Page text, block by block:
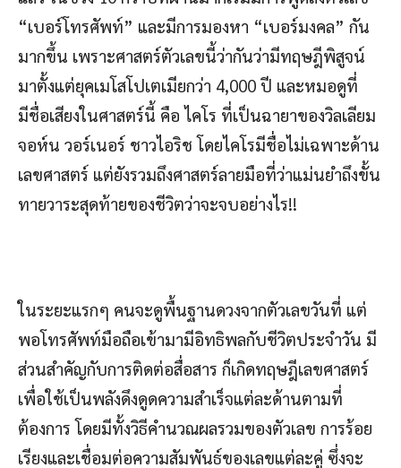
“เบอร์โทรศัพท์” และมีการมองหา “เบอร์มงคล” กัน
มากขึ้น เพราะศาสตร์ตัวเลขนี้ว่ากันว่ามีทฤษฎีพิสูจน์
มาตั้งแต่ยุคเมโสโปเตเมียกว่า 4,000 ปี และหมอดูที่
มีชื่อเสียงในศาสตร์นี้ คือ ไคโร ที่เป็นฉายาของวิลเลียม
จอห์น วอร์เนอร์ ชาวไอริช โดยไคโรมีชื่อไม่เฉพาะด้าน
เลขศาสตร์ แต่ยังรวมถึงศาสตร์ลายมือที่ว่าแม่นยำถึงขั้น
ทายวาระสุดท้ายของชีวิตว่าจะจบอย่างไร!!
ในระยะแรกๆ คนจะดูพื้นฐานดวงจากตัวเลขวันที่ แต่
พอโทรศัพท์มือถือเข้ามามีอิทธิพลกับชีวิตประจำวัน มี
ส่วนสำคัญกับการติดต่อสื่อสาร ก็เกิดทฤษฎีเลขศาสตร์
เพื่อใช้เป็นพลังดึงดูดความสำเร็จแต่ละด้านตามที่
ต้องการ โดยมีทั้งวิธีคำนวณผลรวมของตัวเลข การร้อย
เรียงและเชื่อมต่อความสัมพันธ์ของเลขแต่ละคู่ ซึ่งจะ